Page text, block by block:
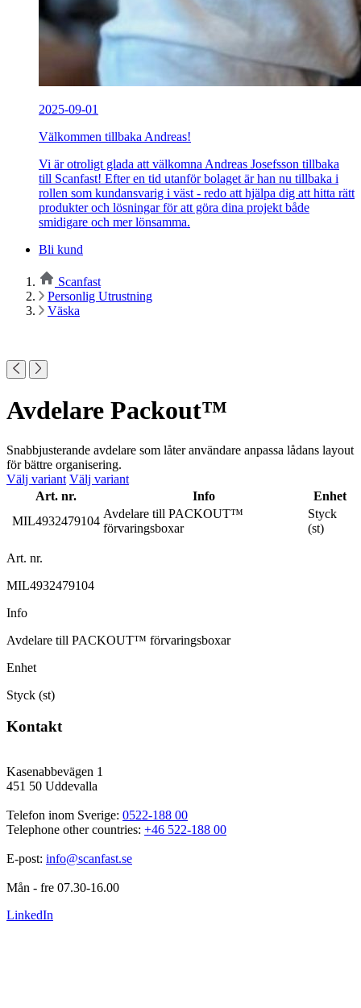
2025-09-01
Välkommen tillbaka Andreas!
Vi är otroligt glada att välkomna Andreas Josefsson tillbaka
till Scanfast! Efter en tid utanför bolaget är han nu tillbaka i
rollen som kundansvarig i väst - redo att hjälpa dig att hitta rätt
produkter och lösningar för att göra dina projekt både
smidigare och mer lönsamma.
Bli kund
Scanfast
Personlig Utrustning
Väska
Avdelare Packout™
Snabbjusterande avdelare som låter användare anpassa lådans layout
för bättre organisering.
Välj variant Välj variant
Art. nr.
Info
Enhet
MIL4932479104
Avdelare till PACKOUT™
förvaringsboxar
Styck
(st)
Art. nr.
MIL4932479104
Info
Avdelare till PACKOUT™ förvaringsboxar
Enhet
Styck (st)
Kontakt
Kasenabbevägen 1
451 50 Uddevalla
Telefon inom Sverige: 0522-188 00
Telephone other countries: +46 522-188 00
E-post: info@scanfast.se
Mån - fre 07.30-16.00
LinkedIn